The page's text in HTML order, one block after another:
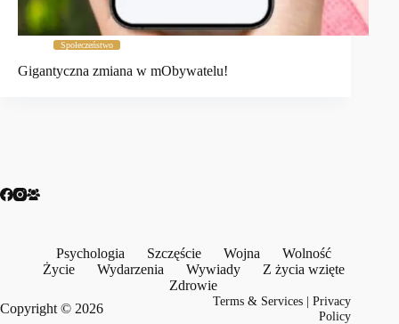
Społeczeństwo
Gigantyczna zmiana w mObywatelu!
Psychologia Szczęście Wojna
Wolność
Życie
Wydarzenia Wywiady
Z życia wzięte
Zdrowie
Copyright © 2026
Terms & Services |Privacy
Policy